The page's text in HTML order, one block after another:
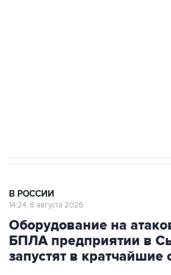
В РОССИИ
14:24, 8 августа 2026
Оборудование на
БПЛА предприятии в
запустят в кратчайшие